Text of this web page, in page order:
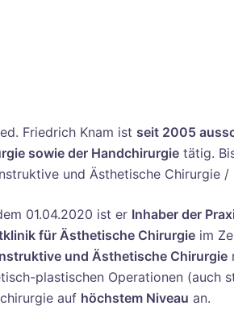
Friedrich Knam ist seit 2005
sowie der Handchirurgie tätig.
und Ästhetische Chirurgie
01.04.2020 ist er Inhaber der
für Ästhetische Chirurgie im
und Ästhetische Chirurgie
plastischen Operationen (auch
auf höchstem Niveau an.